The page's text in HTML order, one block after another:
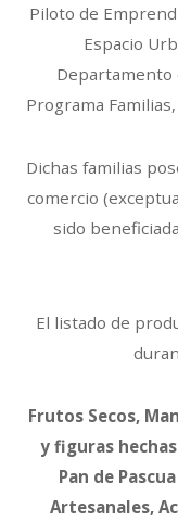
Piloto de
Espacio
Departamento
Programa
Dichas familias
comercio
sido
El listado de
Frutos Secos,
y figuras
Pan de
Artesanales,